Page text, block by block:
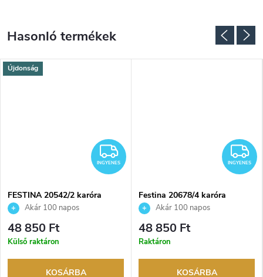
Újdonság
INGYENES
INGYENES
FESTINA 20542/2 karóra
Akár 100 napos
visszaküldési lehetőség. Hivatalos
márkakereskedő.
48 850 Ft
Külső raktáron
KOSÁRBA
INGYENES
Festina 20678/4 karóra
Akár 100 napos
visszaküldési lehetőség. Hivatalos
márkakereskedő.
48 850 Ft
Raktáron
KOSÁRBA